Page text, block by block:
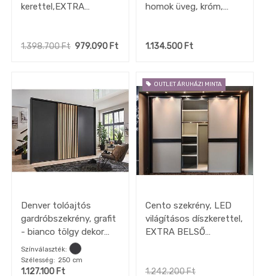
kerettel,EXTRA
tölgy-mokkaüveg, króm
1.398.700Ft 979.090 Ft
homok üveg, króm,
249x222x68cm
1.134.500Ft
Denver tolóajtós
gardróbszekrény, grafit
- bianco tölgy dekor
lamellák, EXTRA belső
kiegészítőkkel (külső-
belső- középső fékező
Színválaszték
Szélesség
250 cm
1.127.100 Ft
OUTLET ÁRUHÁZI MINTA
Cento szekrény, LED
világításos díszkerettel,
EXTRA BELSŐ
250x220 cm"k"
1.242.200Ft